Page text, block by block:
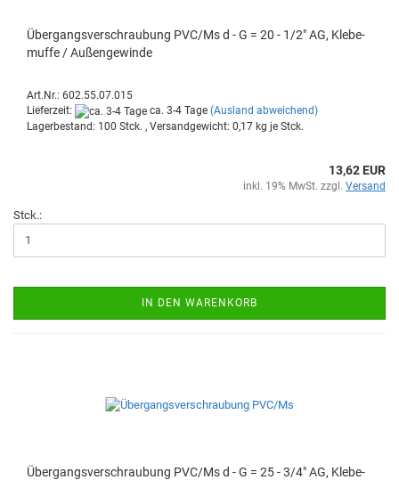
Über­gangs­ver­schrau­bung PVC/Ms d - G = 20 - 1/2" AG, Kle­be­
muf­fe / Au­ßen­ge­win­de
Art.Nr.: 602.55.07.015
Lieferzeit:
ca. 3-4 Tage (Ausland abweichend)
Lagerbestand: 100 Stck. , Versandgewicht: 0,17 kg je Stck.
13,62 EUR
inkl. 19% MwSt. zzgl. Versand
Stck.:
IN DEN WARENKORB
Über­gangs­ver­schrau­bung PVC/Ms d - G = 25 - 3/4" AG, Kle­be­